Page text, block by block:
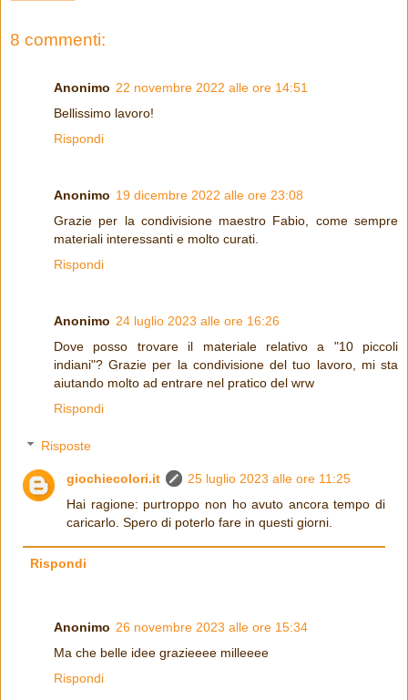
8 commenti:
Anonimo 22 novembre 2022 alle ore 14:51
Bellissimo lavoro!
Rispondi
Anonimo 19 dicembre 2022 alle ore 23:08
Grazie per la condivisione maestro Fabio, come sempre
materiali interessanti e molto curati.
Rispondi
Anonimo 24 luglio 2023 alle ore 16:26
Dove posso trovare il materiale relativo a "10 piccoli
indiani"? Grazie per la condivisione del tuo lavoro, mi sta
aiutando molto ad entrare nel pratico del wrw
Rispondi
Risposte
giochiecolori.it
25 luglio 2023 alle ore 11:25
Hai ragione: purtroppo non ho avuto ancora tempo di
caricarlo. Spero di poterlo fare in questi giorni.
Rispondi
Anonimo 26 novembre 2023 alle ore 15:34
Ma che belle idee grazieeee milleeee
Rispondi